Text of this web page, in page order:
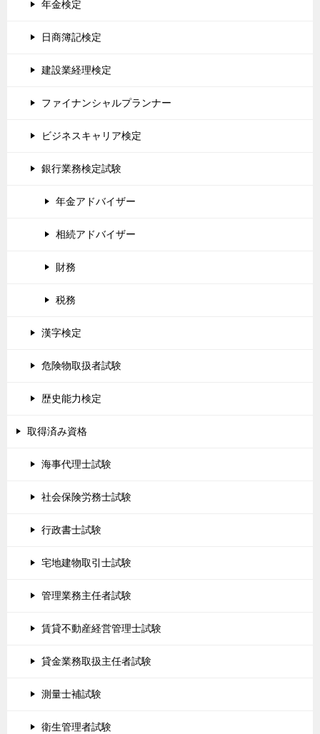
年金検定
日商簿記検定
建設業経理検定
ファイナンシャルプランナー
ビジネスキャリア検定
銀行業務検定試験
年金アドバイザー
相続アドバイザー
財務
税務
漢字検定
危険物取扱者試験
歴史能力検定
取得済み資格
海事代理士試験
社会保険労務士試験
行政書士試験
宅地建物取引士試験
管理業務主任者試験
賃貸不動産経営管理士試験
貸金業務取扱主任者試験
測量士補試験
衛生管理者試験